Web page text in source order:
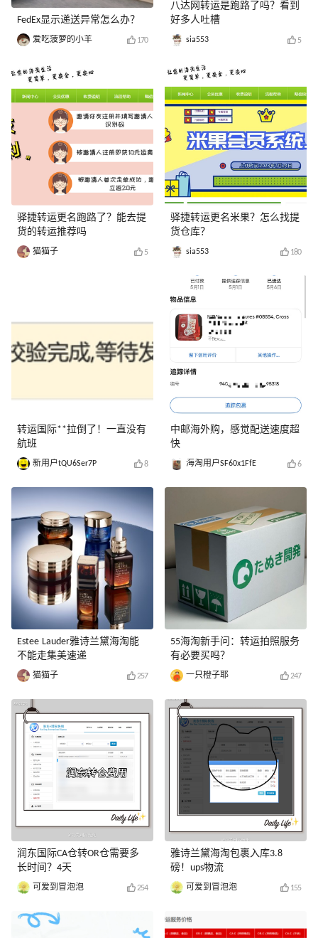
FedEx显示递送异常怎么办？
爱吃菠萝的小羊 170
驿捷转运更名跑路了？能去提
货的转运推荐吗
猫猫子 5
转运国际**拉倒了！一直没有
航班
新用户tQU6Ser7P 8
Estee Lauder雅诗兰黛海淘能
不能走集美速递
猫猫子 257
润东国际CA仓转OR仓需要多
长时间？4天
可爱到冒泡泡 254
八达网转运是跑路了吗？看到
好多人吐槽
sia553 5
驿捷转运更名米果？怎么找提
货仓库？
sia553 180
中邮海外购，感觉配送速度超
快
海淘用户SF60x1FfE 6
55海淘新手问：转运拍照服务
有必要买吗？
一只橙子耶 247
雅诗兰黛海淘包裹入库3.8
磅！ups物流
可爱到冒泡泡 155